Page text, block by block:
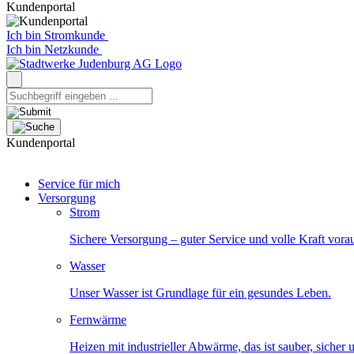
Kundenportal
Ich bin Stromkunde
Ich bin Netzkunde
Kundenportal
Service für mich
Versorgung
Strom
Sichere Versorgung – guter Service und volle Kraft
Wasser
Unser Wasser ist Grundlage für ein gesundes Leben.
Fernwärme
Heizen mit industrieller Abwärme, das ist sauber, sicher